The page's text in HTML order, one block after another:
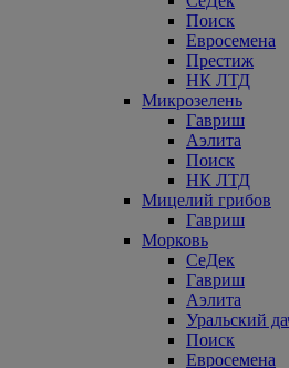
Поиск
Евросемена
Престиж
НК ЛТД
Микрозелень
Гавриш
Аэлита
Поиск
НК ЛТД
Мицелий грибов
Гавриш
Морковь
СеДек
Гавриш
Аэлита
Уральский
Поиск
Евросемена